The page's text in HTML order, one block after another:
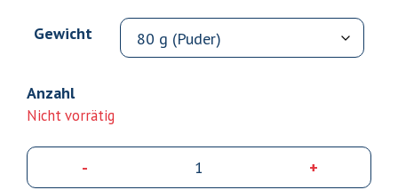
Gewicht
Nicht vorrätig
-
Bio
+